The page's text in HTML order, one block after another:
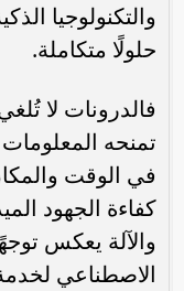
والتكنولوجيا
حلولًا متكاملة.
فالدرونات لا
تمنحه المعلومات
في الوقت
كفاءة الجهود
والآلة يعكس
الاصطناعي